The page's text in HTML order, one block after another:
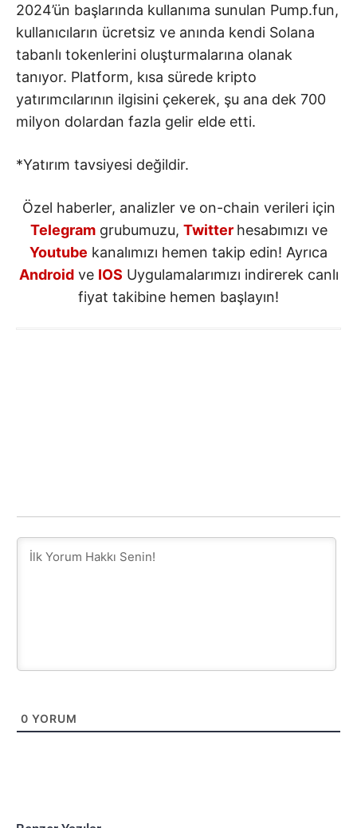
2024’ün başlarında kullanıma sunulan Pump.fun,
kullanıcıların ücretsiz ve anında kendi Solana
tabanlı tokenlerini oluşturmalarına olanak
tanıyor. Platform, kısa sürede kripto
yatırımcılarının ilgisini çekerek, şu ana dek 700
milyon dolardan fazla gelir elde etti.
*Yatırım tavsiyesi değildir.
Özel haberler, analizler ve on-chain verileri için
Telegramgrubumuzu, Twitter hesabımızı ve
Youtube kanalımızı hemen takip edin! Ayrıca
Androidve IOS Uygulamalarımızı indirerek canlı
fiyat takibine hemen başlayın!
0 YORUM